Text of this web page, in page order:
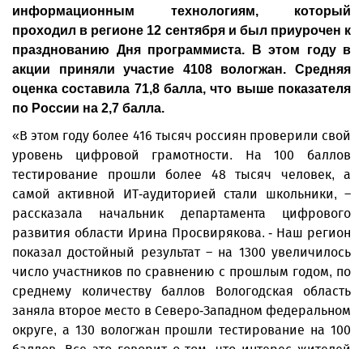
информационным технологиям, который
проходил в регионе 12 сентября и был приурочен к
празднованию Дня программиста. В этом году в
акции приняли участие 4108 вологжан. Средняя
оценка составила 71,8 балла, что выше показателя
по России на 2,7 балла.
«В этом году более 416 тысяч россиян проверили свой
уровень цифровой грамотности. На 100 баллов
тестирование прошли более 48 тысяч человек, а
самой активной ИТ-аудиторией стали школьники, –
рассказала начальник департамента цифрового
развития области Ирина Просвирякова. - Наш регион
показал достойный результат – на 1300 увеличилось
число участников по сравнению с прошлым годом, по
среднему количеству баллов Вологодская область
заняла второе место в Северо-Западном федеральном
округе, а 130 вологжан прошли тестирование на 100